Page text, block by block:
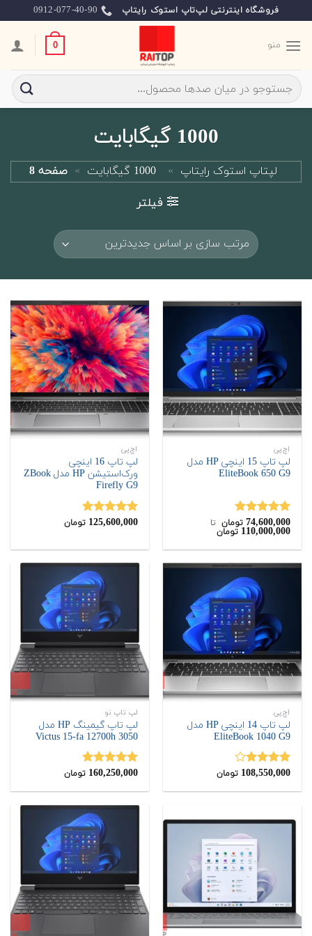
to
content
فروشگاه اینترنتی لپ‌تاپ استوک رایتاپ 0912-077-40-90
منو 0
جستجو
برای:
1000 گیگابایت
لپتاپ استوک رایتاپ » 1000 گیگابایت » صفحه 8
فیلتر
اچ‌پی
لپ تاپ 15 اینچی HP مدل
EliteBook 650 G9
نمره5.00
از 5
74,600,000 تومان ‌ تا ‌
110,000,000 تومان
اچ‌پی
لپ تاپ 16 اینچی
ورک‌استیشن HP مدل ZBook
Firefly G9
نمره5.00
125,600,000 تومان
اچ‌پی
لپ تاپ 14 اینچی HP مدل
EliteBook 1040 G9
نمره
108,550,000 تومان
لپ تاپ نو
لپ تاپ گیمینگ HP مدل
Victus 15-fa 12700h 3050
نمره5.00
160,250,000 تومان